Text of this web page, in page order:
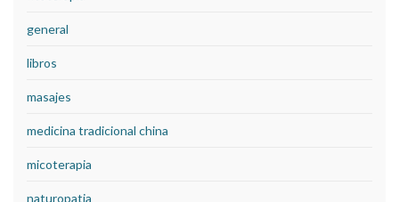
general
libros
masajes
medicina tradicional china
micoterapia
naturopatia